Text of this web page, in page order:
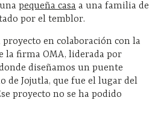
pequeña casa a una familia de
por el temblor.
en colaboración con la
la firma OMA, liderada por
diseñamos un puente
de Jojutla, que fue el lugar del
proyecto no se ha podido